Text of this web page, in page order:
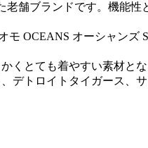
舗ブランドです。機能
OCEANS オーシャン
くとても着やすい素材と
トロイトタイガース、